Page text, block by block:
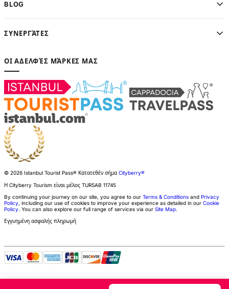
BLOG
ΣΥΝΕΡΓΆΤΕΣ
ΟΙ ΑΔΕΛΦΈΣ ΜΆΡΚΕΣ ΜΑΣ
© 2026 Istanbul Tourist Pass® Κατατεθέν σήμα Cityberry®
Η Cityberry Tourism είναι μέλος TURSAB 11745
By continuing your journey on our site, you agree to our Terms & Conditions and Privacy
Policy, including our use of cookies to improve your experience as detailed in our Cookie
Policy. You can also explore our full range of services via our Site Map.
Εγγυημένη ασφαλής πληρωμή